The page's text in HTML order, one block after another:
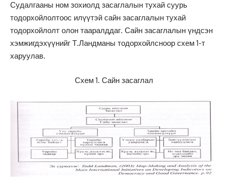
Судалгааны ном зохиолд засаглалын тухай суурь
тодорхойлолтоос илүүтэй сайн засаглалын тухай
тодорхойлолт олон тааралддаг. Сайн засаглалын үндсэн
хэмжигдэхүүнийг Т.Ландманы тодорхойлсноор схем 1-т
харуулав.
Схем 1. Сайн засаглал